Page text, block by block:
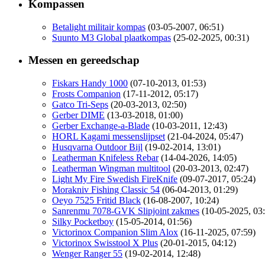
Kompassen
Betalight militair kompas (03-05-2007, 06:51)
Suunto M3 Global plaatkompas (25-02-2025, 00:31)
Messen en gereedschap
Fiskars Handy 1000 (07-10-2013, 01:53)
Frosts Companion (17-11-2012, 05:17)
Gatco Tri-Seps (20-03-2013, 02:50)
Gerber DIME (13-03-2018, 01:00)
Gerber Exchange-a-Blade (10-03-2011, 12:43)
HORL Kagami messenslijpset (21-04-2024, 05:47)
Husqvarna Outdoor Bijl (19-02-2014, 13:01)
Leatherman Knifeless Rebar (14-04-2026, 14:05)
Leatherman Wingman multitool (20-03-2013, 02:47)
Light My Fire Swedish FireKnife (09-07-2017, 05:24)
Morakniv Fishing Classic 54 (06-04-2013, 01:29)
Oeyo 7525 Fritid Black (16-08-2007, 10:24)
Sanrenmu 7078-GVK Slipjoint zakmes (10-05-2025,
Silky Pocketboy (15-05-2014, 01:56)
Victorinox Companion Slim Alox (16-11-2025, 07:59)
Victorinox Swisstool X Plus (20-01-2015, 04:12)
Wenger Ranger 55 (19-02-2014, 12:48)